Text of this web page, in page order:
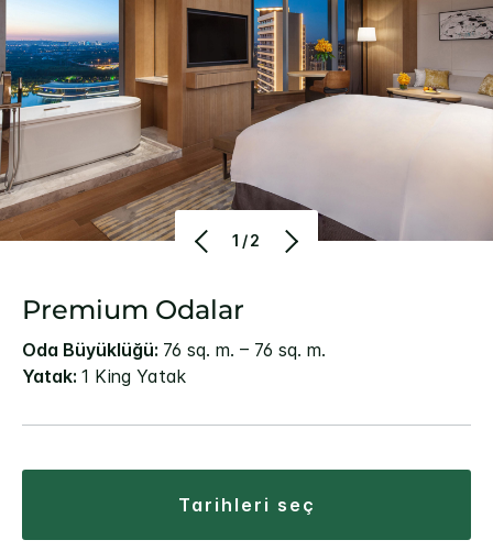
1/2
Premium Odalar
Oda Büyüklüğü: 76 sq. m. – 76 sq. m.
Yatak: 1 King Yatak
tarihleri seç